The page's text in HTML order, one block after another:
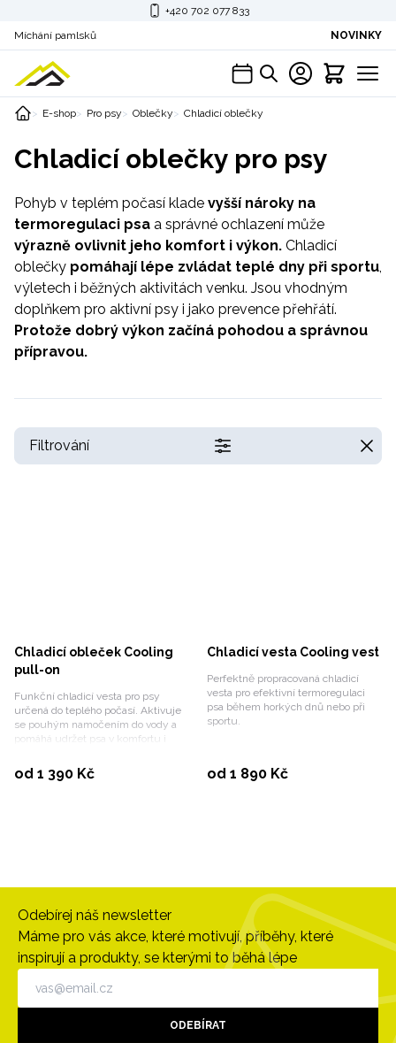
+420 702 077 833
Míchání pamlsků
NOVINKY
E-shop Pro psy Oblečky Chladicí oblečky
Chladicí oblečky pro psy
Pohyb v teplém počasí klade vyšší nároky na
termoregulaci psa a správné ochlazení může
výrazně ovlivnit jeho komfort i výkon. Chladicí
oblečky pomáhají lépe zvládat teplé dny při sportu,
výletech i běžných aktivitách venku. Jsou vhodným
doplňkem pro aktivní psy i jako prevence přehřátí.
Protože dobrý výkon začíná pohodou a správnou
přípravou.
Filtrování
Chladicí obleček Cooling
pull-on
Funkční chladicí vesta pro psy
určená do teplého počasí. Aktivuje
se pouhým namočením do vody a
pomáhá udržet psa v komfortu i
od 1 390 KčVybrat variantu
Chladicí vesta Cooling vest
Perfektně propracovaná chladicí
vesta pro efektivní termoregulaci
psa během horkých dnů nebo při
sportu.
od 1 890 KčVybrat variantu
Odebírej náš newsletter
Máme pro vás akce, které motivují, příběhy, které
inspirují a produkty, se kterými to běhá lépe
ODEBÍRAT